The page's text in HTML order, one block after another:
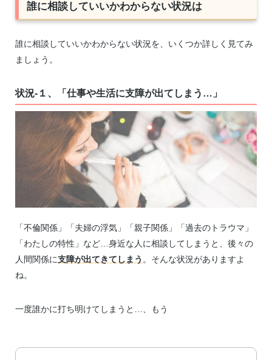
誰に相談していいかわからない状況は
誰に相談していいかわからない状況を、いくつか詳しく見てみ
ましょう。
状況-１、「仕事や生活に支障が出てしまう…」
「不倫関係」「夫婦の浮気」「親子関係」「過去のトラウマ」
「わたしの特性」など…身近な人に相談してしまうと、後々の
人間関係に支障が出てきてしまう 。そんな状況がありますよ
ね。
一度誰かに打ち明けてしまうと…、もう